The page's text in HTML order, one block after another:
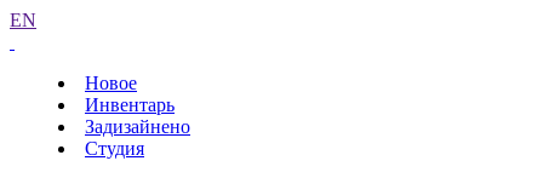
EN
Новое
Инвентарь
Задизайнено
Студия